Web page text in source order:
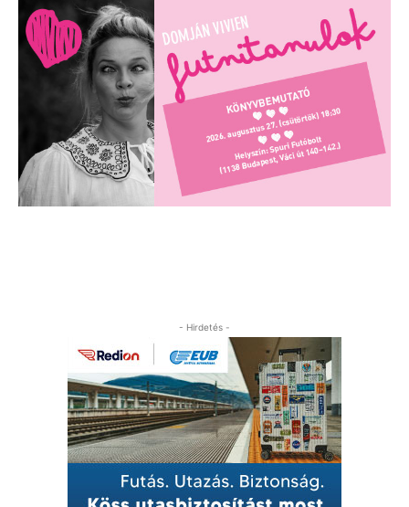
- Hirdetés -